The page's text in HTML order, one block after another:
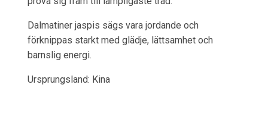
Dalmatiner jaspis sägs vara jordande och
förknippas starkt med glädje, lättsamhet och
barnslig energi.
Ursprungsland: Kina